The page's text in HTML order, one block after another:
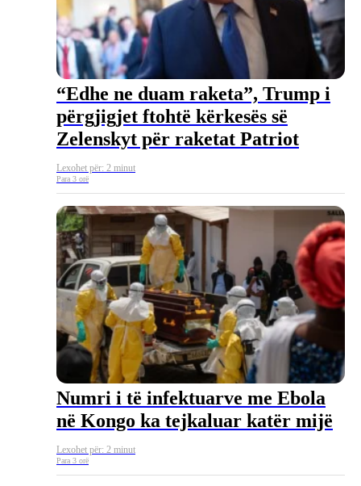
“Edhe ne duam raketa”, Trump i
përgjigjet ftohtë kërkesës së
Zelenskyt për raketat Patriot
Lexohet për: 2 minut
Para 3 orë
Numri i të infektuarve me Ebola
në Kongo ka tejkaluar katër mijë
Lexohet për: 2 minut
Para 3 orë